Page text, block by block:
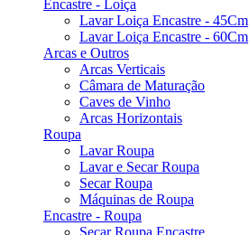
Encastre - Loiça
Lavar Loiça Encastre - 45Cm
Lavar Loiça Encastre - 60Cm
Arcas e Outros
Arcas Verticais
Câmara de Maturação
Caves de Vinho
Arcas Horizontais
Roupa
Lavar Roupa
Lavar e Secar Roupa
Secar Roupa
Máquinas de Roupa
Encastre - Roupa
Secar Roupa Encastre